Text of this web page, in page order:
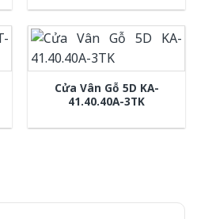
Cửa Vân Gỗ 5D KA-
41.40.40A-3TK